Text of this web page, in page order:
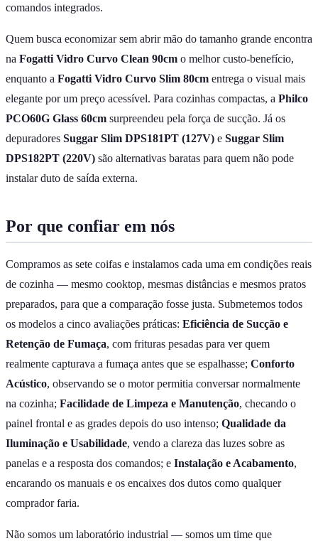
comandos integrados.
Quem busca economizar sem abrir mão do tamanho grande encontra
na Fogatti Vidro Curvo Clean 90cm o melhor custo-benefício,
enquanto a Fogatti Vidro Curvo Slim 80cm entrega o visual mais
elegante por um preço acessível. Para cozinhas compactas, a Philco
PCO60G Glass 60cm surpreendeu pela força de sucção. Já os
depuradores Suggar Slim DPS181PT (127V) e Suggar Slim
DPS182PT (220V) são alternativas baratas para quem não pode
instalar duto de saída externa.
Por que confiar em nós
Compramos as sete coifas e instalamos cada uma em condições reais
de cozinha — mesmo cooktop, mesmas distâncias e mesmos pratos
preparados, para que a comparação fosse justa. Submetemos todos
os modelos a cinco avaliações práticas: Eficiência de Sucção e
Retenção de Fumaça, com frituras pesadas para ver quem
realmente capturava a fumaça antes que se espalhasse; Conforto
Acústico, observando se o motor permitia conversar normalmente
na cozinha; Facilidade de Limpeza e Manutenção, checando o
painel frontal e as grades depois do uso intenso; Qualidade da
Iluminação e Usabilidade, vendo a clareza das luzes sobre as
panelas e a resposta dos comandos; e Instalação e Acabamento,
encarando os manuais e os encaixes dos dutos como qualquer
comprador faria.
Não somos um laboratório industrial — somos um time que